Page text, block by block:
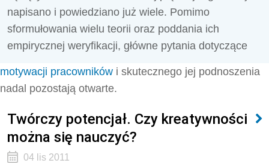
napisano i powiedziano już wiele. Pomimo
sformułowania wielu teorii oraz poddania ich
empirycznej weryfikacji, główne pytania dotyczące
motywacji pracowników i skutecznego jej podnoszenia
nadal pozostają otwarte.
Twórczy potencjał. Czy kreatywności
można się nauczyć?
04 lis 2011